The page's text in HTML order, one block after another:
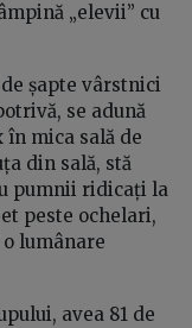
„elevii” cu
șapte vârstnici
se adună
în mica sală de
din sală, stă
pumnii ridicați la
peste ochelari,
lumânare
avea 81 de